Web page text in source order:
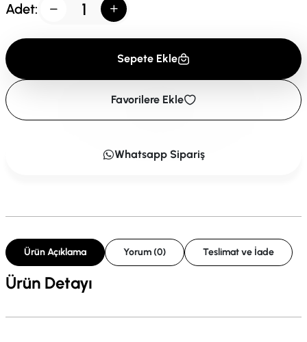
Adet:
Sepete Ekle
Favorilere Ekle
Whatsapp Sipariş
Ürün Açıklama Yorum (0) Teslimat ve İade
Ürün Detayı